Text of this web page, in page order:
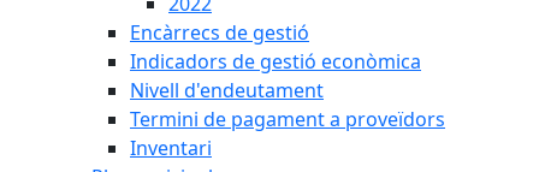
Encàrrecs de gestió
Indicadors de gestió econòmica
Nivell d'endeutament
Termini de pagament a proveïdors
Inventari